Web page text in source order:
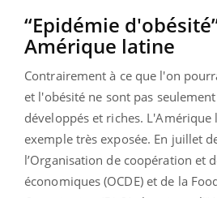
“Epidémie
Amérique latine
Contrairement à ce que l'on
et l'obésité ne sont pas
développés et riches. L'Amérique
exemple très exposée. En juillet
l’Organisation de coopération et
économiques (OCDE) et de la